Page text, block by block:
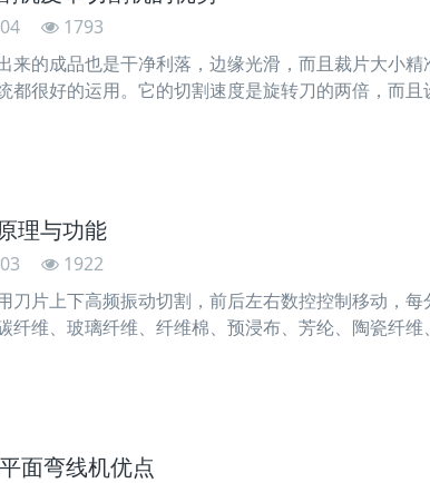
1793
来的成品也是干净利落，边缘光滑，而且裁片大小
都很好的运用。它的切割速度是旋转刀的两倍，而
理与功能
1922
刀片上下高频振动切割，前后左右数控控制移动，
纤维、玻璃纤维、纤维棉、预浸布、芳纶、陶瓷纤
面弯线机优点